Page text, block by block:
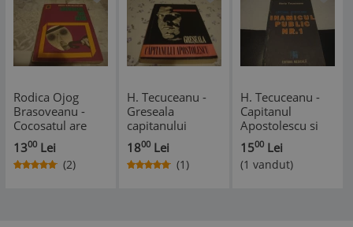
Rodica Ojog
Brasoveanu -
Cocosatul are
alibi - prima
editie - 1973
1300 Lei
(2)
H. Tecuceanu -
Greseala
capitanului
Apostolescu -
1973 - prima
editie
1800 Lei
(1)
H. Tecuceanu -
Capitanul
Apostolescu si
inamicul public
nr 1 (Omul cu
ciocanul)
1500 Lei
(1 vandut)